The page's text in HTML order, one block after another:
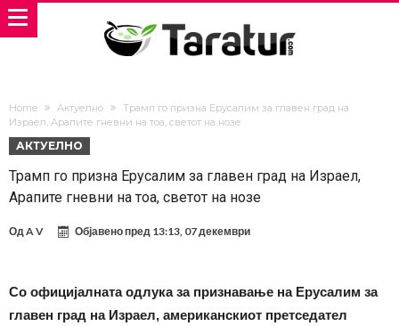
Home Актуелно
Трамп го призна Ерусалим за главен град на
Израел, Арапите гневни на тоа, светот на нозе
АКТУЕЛНО
Трамп го призна Ерусалим за главен град на Израел,
Арапите гневни на тоа, светот на нозе
ОдA V Објавено пред 13:13, 07 декември
Со официјалната одлука за признавање на Ерусалим за
главен град на Израел, американскиот претседател